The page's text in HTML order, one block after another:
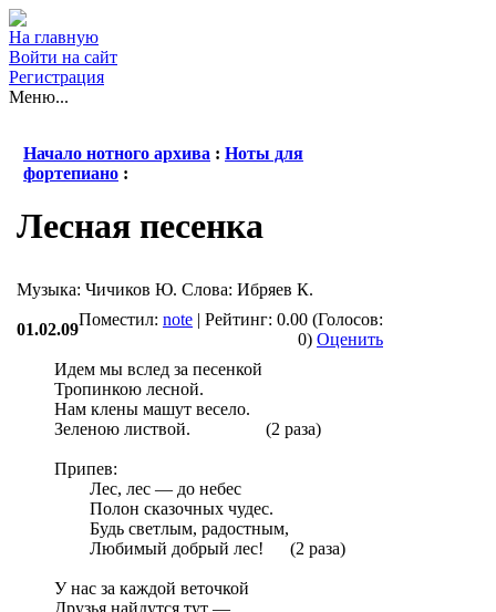
На главную
Войти на сайт
Регистрация
Меню...
Начало нотного архива : Ноты для
фортепиано :
Лесная песенка
Музыка: Чичиков Ю. Слова: Ибряев К.
01.02.09
Поместил: note | Рейтинг: 0.00 (Голосов:
0) Оценить
Идем мы вслед за песенкой
Тропинкою лесной.
Нам клены машут весело.
Зеленою листвой. (2 раза)
Припев:
Лес, лес — до небес
Полон сказочных чудес.
Будь светлым, радостным,
Любимый добрый лес! (2 раза)
У нас за каждой веточкой
Друзья найдутся тут —